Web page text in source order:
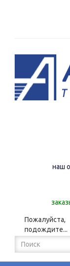
наш
Пожалуйста,
подождите...
Форма
поиска
Поиск